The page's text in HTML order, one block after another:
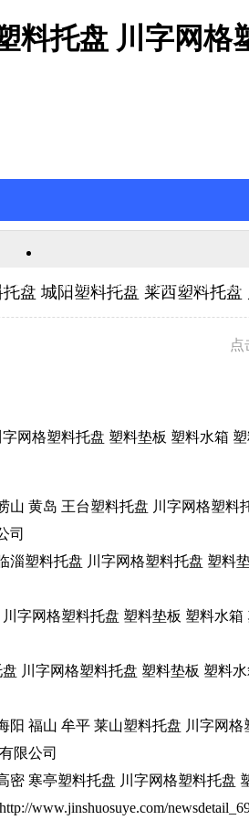
料托盘 川字网
戏 新浦京澳官网游戏的产品
盘 城阳塑料托盘 莱西塑料托盘
点
网格塑料托盘 塑料垫板 塑料水箱
山 黄岛 王台塑料托盘 川字网格塑
司
淄塑料托盘 川字网格塑料托盘 塑料
字网格塑料托盘 塑料垫板 塑料水
川字网格塑料托盘 塑料垫板 塑料
阳 福山 牟平 莱山塑料托盘 川字网
限公司
密 寒亭塑料托盘 川字网格塑料托盘
www.jinshuosuye.com/